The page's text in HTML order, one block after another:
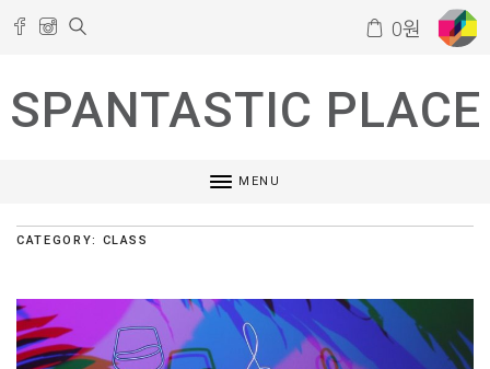
0원
SPANTASTIC PLACE
MENU
CATEGORY: CLASS